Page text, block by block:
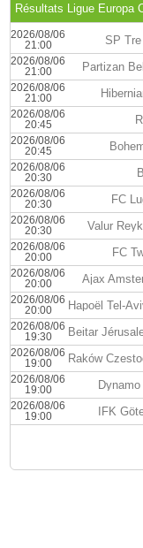
Résultats Ligue Europa
2026/08/06
21:00
SP
2026/08/06
21:00
Partizan
2026/08/06
21:00
2026/08/06
20:45
2026/08/06
20:45
2026/08/06
20:30
2026/08/06
20:30
FC
2026/08/06
20:30
Valur
2026/08/06
20:00
FC
2026/08/06
20:00
Ajax
2026/08/06
20:00
2026/08/06
19:30
2026/08/06
19:00
2026/08/06
19:00
2026/08/06
19:00
IFK